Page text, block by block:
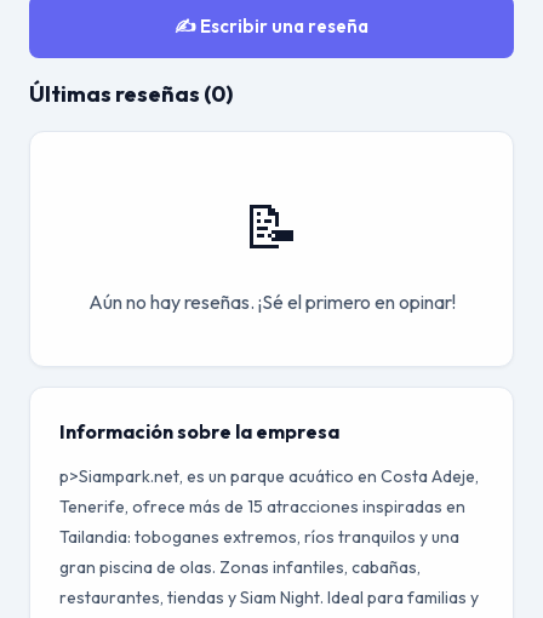
✍️ Escribir una reseña
Últimas reseñas (0)
📝
Aún no hay reseñas. ¡Sé el primero en opinar!
Información sobre la empresa
p>Siampark.net, es un parque acuático en Costa Adeje,
Tenerife, ofrece más de 15 atracciones inspiradas en
Tailandia: toboganes extremos, ríos tranquilos y una
gran piscina de olas. Zonas infantiles, cabañas,
restaurantes, tiendas y Siam Night. Ideal para familias y